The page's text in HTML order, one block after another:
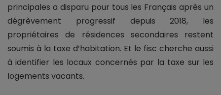
principales a disparu pour tous les Français après un
dégrèvement progressif depuis 2018, les
propriétaires de résidences secondaires restent
soumis à la taxe d’habitation. Et le fisc cherche aussi
à identifier les locaux concernés par la taxe sur les
logements vacants.